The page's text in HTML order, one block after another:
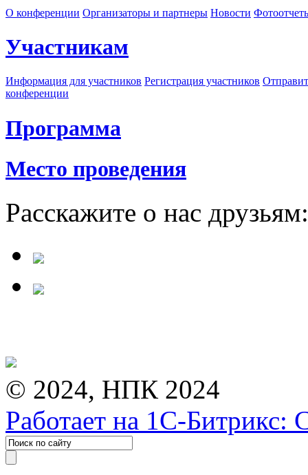
О конференции Организаторы и партнеры Новости
Участникам
Информация для участников Регистрация участников
конференции
Программа
Место проведения
Расскажите о нас друзьям:
© 2024, НПК 2024
Работает на 1С-Битрикс: